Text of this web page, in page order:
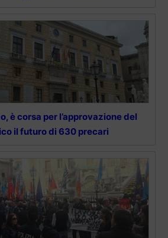
è corsa per l’approvazione del
il futuro di 630 precari